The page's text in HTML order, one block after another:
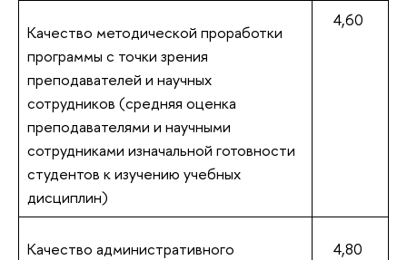
Качество методической проработки
программы с точки зрения
преподавателей и научных
сотрудников (средняя оценка
преподавателями и научными
сотрудниками изначальной готовности
студентов к изучению учебных
дисциплин)
4,60
Качество административного
4,80